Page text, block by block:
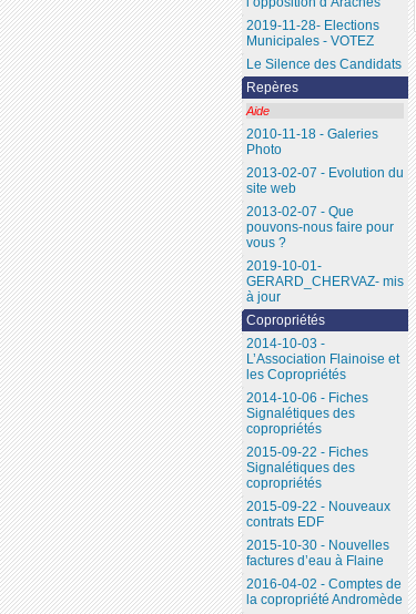
2019-11-28- Elections
Municipales - VOTEZ
Le Silence des Candidats
Repères
Aide
2010-11-18 - Galeries
Photo
2013-02-07 - Evolution du
site web
2013-02-07 - Que
pouvons-nous faire pour
vous ?
2019-10-01-
GERARD_CHERVAZ- mis
à jour
Copropriétés
2014-10-03 -
L’Association Flainoise et
les Copropriétés
2014-10-06 - Fiches
Signalétiques des
copropriétés
2015-09-22 - Fiches
Signalétiques des
copropriétés
2015-09-22 - Nouveaux
contrats EDF
2015-10-30 - Nouvelles
factures d’eau à Flaine
2016-04-02 - Comptes de
la copropriété Andromède